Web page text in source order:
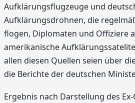
Aufklärungsflugzeuge und
Aufklärungsdrohnen, die
flogen, Diplomaten und Offiziere
amerikanische
allen diesen Quellen seien über
die Berichte der deutschen
Ergebnis nach Darstellung des